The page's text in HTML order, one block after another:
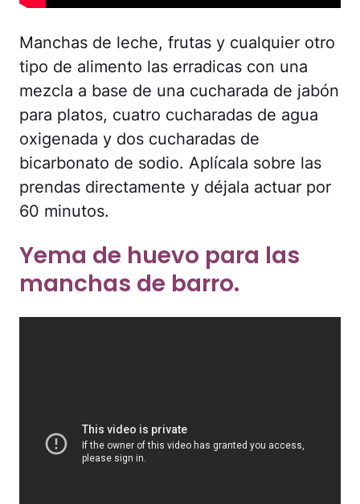
Manchas de leche, frutas y cualquier otro
tipo de alimento las erradicas con una
mezcla a base de una cucharada de jabón
para platos, cuatro cucharadas de agua
oxigenada y dos cucharadas de
bicarbonato de sodio. Aplícala sobre las
prendas directamente y déjala actuar por
60 minutos.
Yema de huevo para las
manchas de barro.